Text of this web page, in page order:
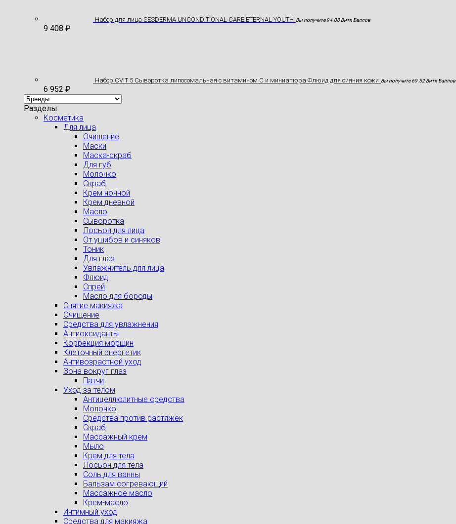
Hабор для лица SESDERMA UNCONDITIONAL CARE ETERNAL YOUTH Вы получите 94.08 Вити Баллов
9 408 ₽
Набор CVIT 5 Сыворотка липосомальная с витамином С и миниатюра Флюид для сияния кожи Вы получите 69.52 Вити Баллов
6 952 ₽
Разделы
Косметика
Для лица
Очищение
Маски
Маска-скраб
Для губ
Молочко
Скраб
Крем ночной
Крем дневной
Масло
Сыворотка
Лосьон для лица
От ушибов и синяков
Тоник
Для глаз
Увлажнитель для лица
Флюид
Спрей
Масло для бороды
Снятие макияжа
Очищение
Средства для увлажнения
Антиоксиданты
Коррекция морщин
Клеточный энергетик
Антивозрастной уход
Зона вокруг глаз
Патчи
Уход за телом
Антицеллюлитные средства
Молочко
Средства против растяжек
Скраб
Массажный крем
Мыло
Крем для тела
Лосьон для тела
Соль для ванны
Бальзам согревающий
Массажное масло
Крем-масло
Интимный уход
Средства для макияжа